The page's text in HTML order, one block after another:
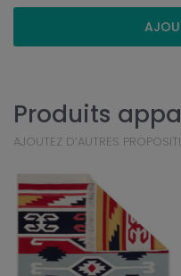
Produits
AJOUTEZ D’AUTRES